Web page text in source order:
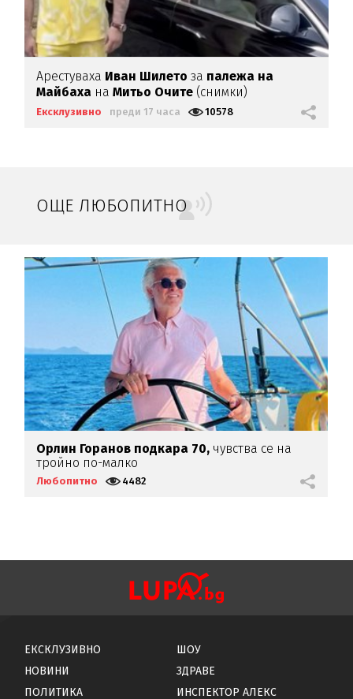
Арестуваха Иван Шилетоза палежа на
Майбаха наМитьо Очите (снимки)
Ексклузивно преди 17 часа 10578
ОЩЕ ЛЮБОПИТНО
Орлин Горанов подкара 70, чувства се на
тройно по-малко
Любопитно 4482
ЕКСКЛУЗИВНО
НОВИНИ
ПОЛИТИКА
ШОУ
ЗДРАВЕ
ИНСПЕКТОР АЛЕКС